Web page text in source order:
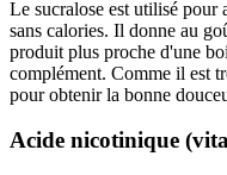
Le sucralose est utilisé pour
sans calories. Il donne au
produit plus proche d'une
complément. Comme il est
pour obtenir la bonne
Acide nicotinique